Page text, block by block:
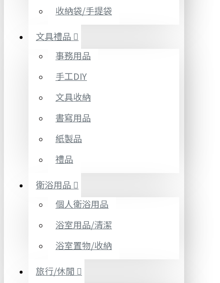
收納袋/手提袋
文具禮品
事務用品
手工DIY
文具收納
書寫用品
紙製品
禮品
衛浴用品
個人衛浴用品
浴室用品/清潔
浴室置物/收納
旅行/休閒